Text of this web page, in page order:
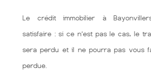
Le crédit immobilier à
satisfaire : si ce n’est pas le cas, le
sera perdu et il ne pourra pas vous
perdue.